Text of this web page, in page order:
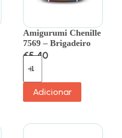
Amigurumi Chenille
7569 – Brigadeiro
€5.40
Adicionar